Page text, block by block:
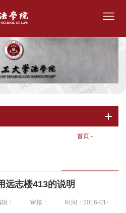
首页 -
远志楼413的说明
： 审核： 时间：2016-01-